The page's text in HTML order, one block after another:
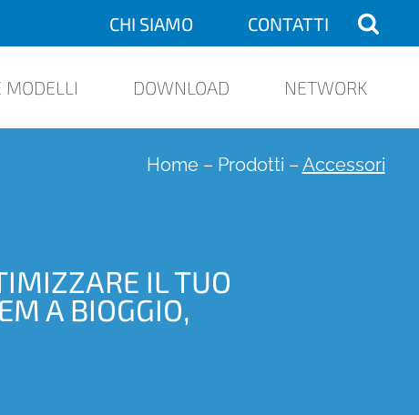
CHI SIAMO CONTATTI
MODELLI DOWNLOAD NETWORK
Home– Prodotti – Accessori
IL TUO
A BIOGGIO,